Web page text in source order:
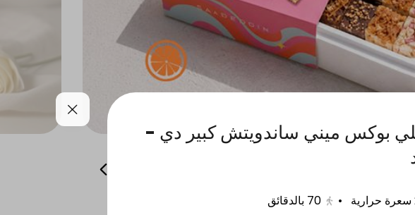
منتجات الشتاء
بوكس ميني ساندويتش كبير دي -
•
70 بالدقائق